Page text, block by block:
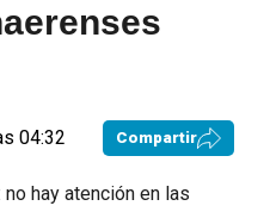
04:32 Compartir